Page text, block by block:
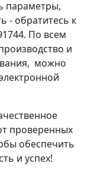
параметры,
- обратитесь к
По всем
и
можно
проверенных
обеспечить
и успех!